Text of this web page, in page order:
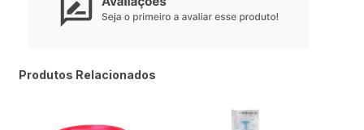
Produtos Relacionados